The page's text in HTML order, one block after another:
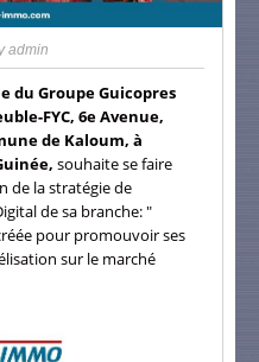
admin
du Groupe Guicopres
FYC, 6e Avenue,
de Kaloum, à
souhaite se faire
de la stratégie de
de sa branche: "
pour promouvoir ses
sur le marché